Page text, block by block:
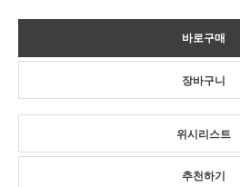
위시리스트
추천하기